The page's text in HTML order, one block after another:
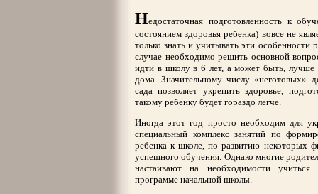
Недостаточная подготовленность к
состоянием здоровья ребенка) вовсе не
только знать и учитывать эти
случае необходимо решить основной
идти в школу в 6 лет, а может быть, лучше
дома. Значительному числу «неготовых»
сада позволяет укрепить здоровье,
такому ребенку будет гораздо легче.
Иногда этот год просто необходим для
специальный комплекс занятий по
ребенка к школе, по развитию некоторых
успешного обучения. Однако многие
настаивают на необходимости
программе начальной школы.